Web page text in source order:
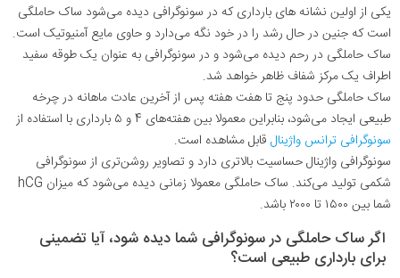
یکی از اولین نشانه های بارداری که در سونوگرافی دیده می‌شود ساک حاملگی
است که جنین در حال رشد را در خود نگه می‌دارد و حاوی مایع آمنیوتیک است.
ساک حاملگی در رحم دیده می‌شود و در سونوگرافی به عنوان یک طوقه سفید
اطراف یک مرکز شفاف ظاهر خواهد شد.
ساک حاملگی حدود پنج تا هفت هفته پس از آخرین عادت ماهانه در چرخه
طبیعی ایجاد می‌شود، بنابراین معمولا بین هفته‌های 4 و ۵ بارداری با استفاده از
سونوگرافی ترانس واژینال قابل مشاهده است.
سونوگرافی واژینال حساسیت بالاتری دارد و تصاویر روشن‌تری از سونوگرافی
شکمی تولید می‌کند. ساک حاملگی معمولا زمانی دیده می‌شود که میزان hCG
شما بین ۱۵۰۰ تا ۲۰۰۰ باشد.
اگر ساک حاملگی در سونوگرافی شما دیده شود، آیا تضمینی
برای بارداری طبیعی است؟